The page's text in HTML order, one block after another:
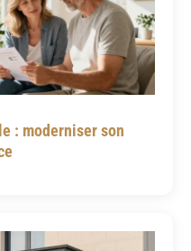
: moderniser son